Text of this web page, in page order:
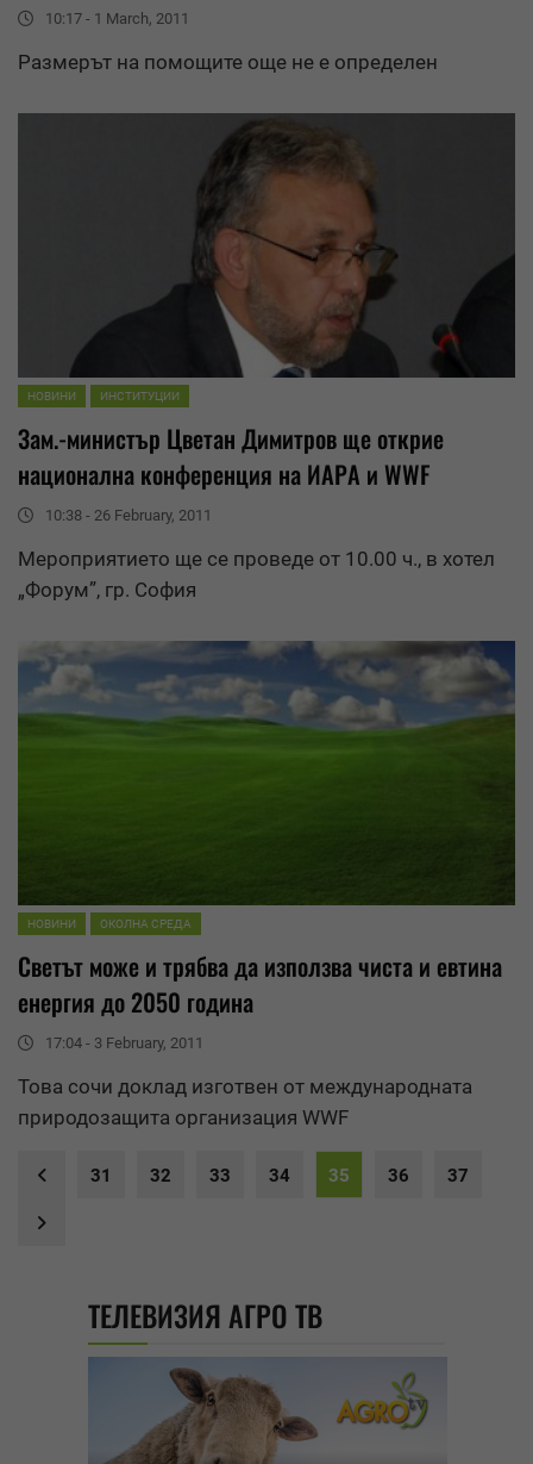
10:17 - 1 March, 2011
Размерът на помощите още не е определен
НОВИНИ ИНСТИТУЦИИ
Зам.-министър Цветан Димитров ще открие
национална конференция на ИАРА и WWF
10:38 - 26 February, 2011
Мероприятието ще се проведе от 10.00 ч., в хотел
„Форум”, гр. София
НОВИНИ ОКОЛНА СРЕДА
Светът може и трябва да използва чиста и евтина
енергия до 2050 година
17:04 - 3 February, 2011
Това сочи доклад изготвен от международната
природозащита организация WWF
31 32 33 34 35 36 37
ТЕЛЕВИЗИЯ АГРО ТВ